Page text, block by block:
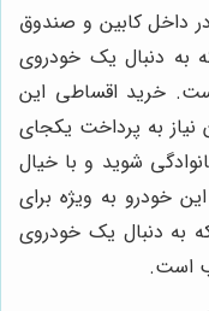
در داخل کابین و صندوق
به دنبال یک خودروی
خرید اقساطی این
به پرداخت یکجای
شوید و با خیال
خودرو به ویژه برای
به دنبال یک خودروی
است.